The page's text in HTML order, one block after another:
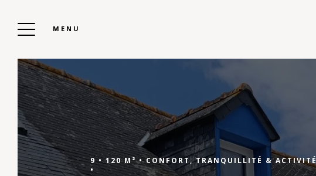
MENU
CAMPING KERVELLA
Réserver Votre
9 •120 M² •CONFORT, TRANQUILLITÉ &
•